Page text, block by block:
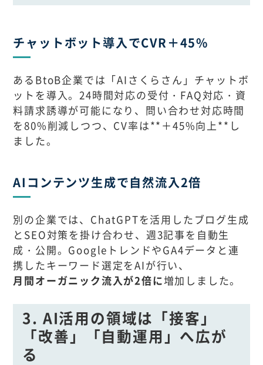
チャットボット導入でCVR＋45%
あるBtoB企業では「AIさくらさん」チャットボ
ットを導入。24時間対応の受付・FAQ対応・資
料請求誘導が可能になり、問い合わせ対応時間
を80%削減しつつ、CV率は**＋45%向上**し
ました。
AIコンテンツ生成で自然流入2倍
別の企業では、ChatGPTを活用したブログ生成
とSEO対策を掛け合わせ、週3記事を自動生
成・公開。GoogleトレンドやGA4データと連
携したキーワード選定をAIが行い、
月間オーガニック流入が2倍に増加しました。
3. AI活用の領域は「接客」
「改善」「自動運用」へ広が
る